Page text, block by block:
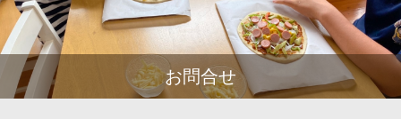
お問合せ